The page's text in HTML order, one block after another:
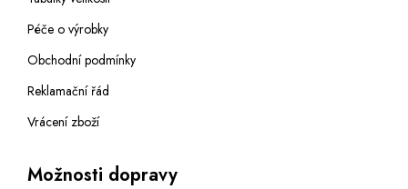
Péče o výrobky
Obchodní podmínky
Reklamační řád
Vrácení zboží
Možnosti dopravy